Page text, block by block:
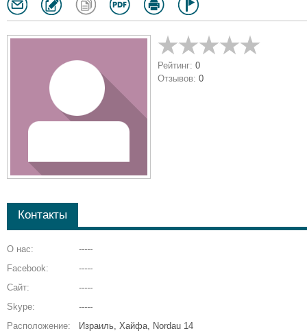
Рейтинг: 0
Отзывов: 0
Контакты
О нас:
-----
Facebook:
-----
Сайт:
-----
Skype:
-----
Расположение:
Израиль, Хайфа, Nordau 14